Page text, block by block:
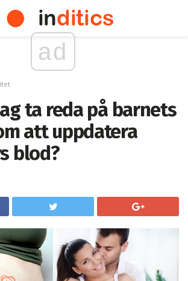
ad
ta reda på barnets
att uppdatera
blod?